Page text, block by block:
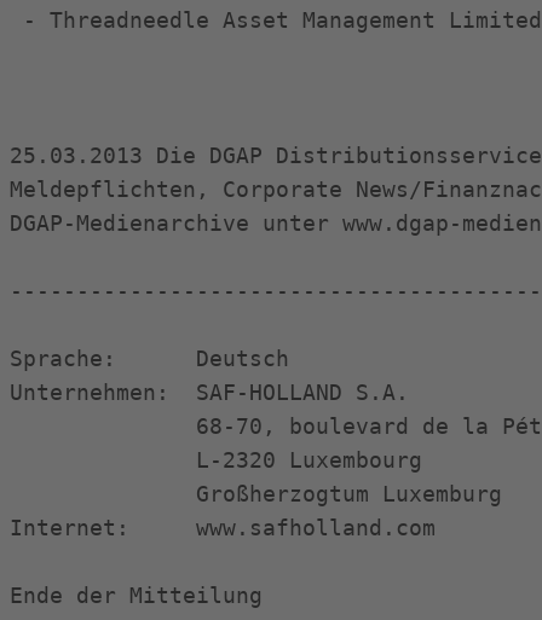
- Threadneedle Asset Management
25.03.2013 Die DGAP
Meldepflichten, Corporate News/
DGAP-Medienarchive unter www.dgap-
Sprache:      Deutsch
Unternehmen:  SAF-HOLLAND S.A.
68-70, boulevard de la
              L-2320 Luxembourg
              Großherzogtum Luxemburg
Internet:     www.safholland.com
Ende der Mitteilung